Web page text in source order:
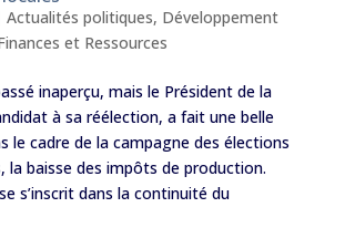
Actualités politiques, Développement
et Ressources
inaperçu, mais le Président de la
à sa réélection, a fait une belle
le cadre de la campagne des élections
la baisse des impôts de production.
s’inscrit dans la continuité du